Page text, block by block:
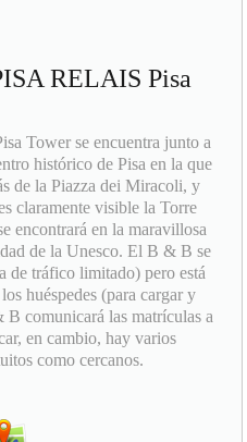
RELAIS Pisa
Tower se encuentra junto a
histórico de Pisa en la que
de la Piazza dei Miracoli, y
claramente visible la Torre
encontrará en la maravillosa
de la Unesco. El B & B se
de tráfico limitado) pero está
huéspedes (para cargar y
comunicará las matrículas a
en cambio, hay varios
como cercanos.